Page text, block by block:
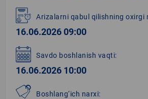
1
of
8
Arizalarni qabul qilishning oxirgi
16.06.2026 09:00
Savdo boshlanish vaqti:
16.06.2026 10:00
Boshlang‘ich narxi: